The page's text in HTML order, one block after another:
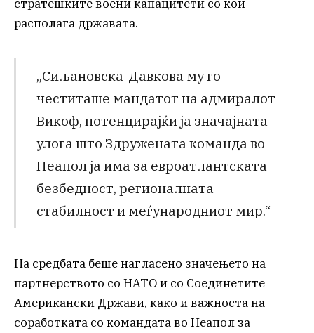
стратешките воени капацитети со кои
располага државата.
„Сиљановска-Давкова му го
честиташе мандатот на адмиралот
Викоф, потенцирајќи ја значајната
улога што Здружената команда во
Неапол ја има за евроатлантската
безбедност, регионалната
стабилност и меѓународниот мир.“
На средбата беше нагласено значењето на
партнерството со НАТО и со Соединетите
Американски Држави, како и важноста на
соработката со командата во Неапол за